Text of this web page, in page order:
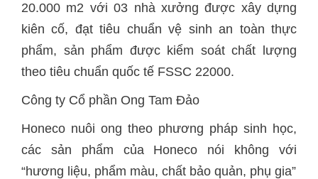
20.000 m2 với 03 nhà xưởng được xây dựng
kiên cố, đạt tiêu chuẩn vệ sinh an toàn thực
phẩm, sản phẩm được kiểm soát chất lượng
theo tiêu chuẩn quốc tế FSSC 22000.
Công ty Cổ phần Ong Tam Đảo
Honeco nuôi ong theo phương pháp sinh học,
các sản phẩm của Honeco nói không với
“hương liệu, phẩm màu, chất bảo quản, phụ gia”